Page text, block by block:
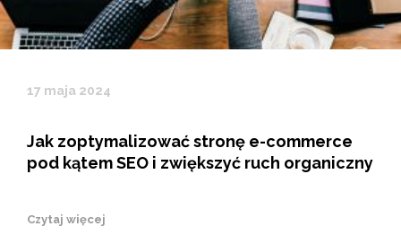
17 maja 2024
Jak zoptymalizować stronę e-commerce
pod kątem SEO i zwiększyć ruch organiczny
Czytaj więcej